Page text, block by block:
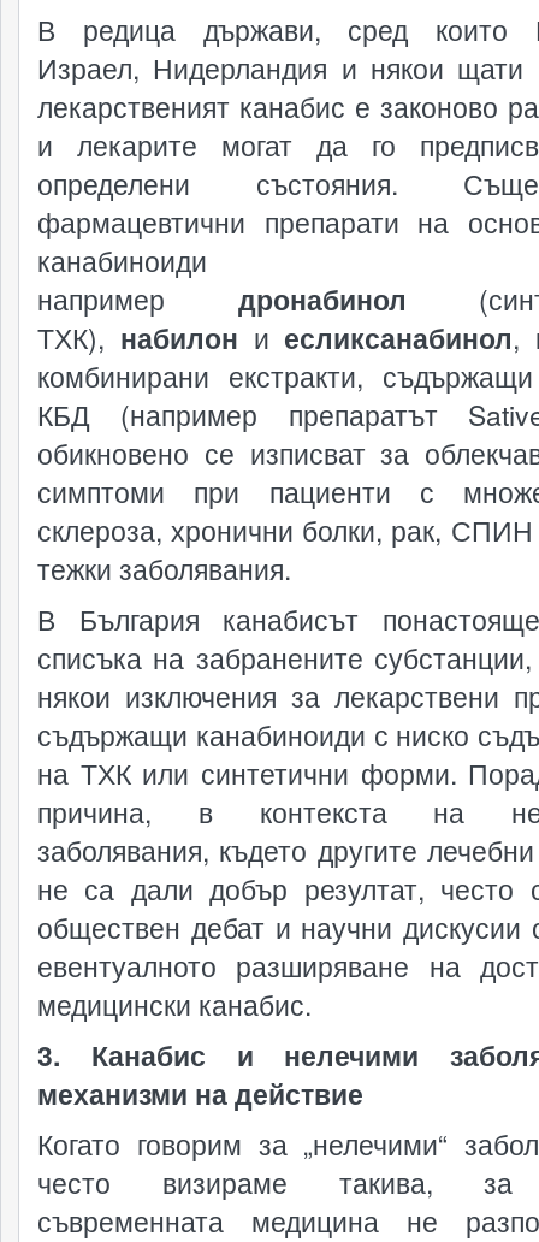
В редица държави, сред които
Израел, Нидерландия и някои
лекарственият канабис е законово
и лекарите могат да го
определени състояния.
фармацевтични препарати на
например дронабинол
ТХК), набилон и есликсанабинол,
комбинирани екстракти,
КБД (например препаратът
обикновено се изписват за
симптоми при пациенти с
склероза, хронични болки, рак, СПИН
тежки заболявания.
В България канабисът
списъка на забранените
някои изключения за лекарствени
съдържащи канабиноиди с ниско
на ТХК или синтетични форми.
причина, в контекста на
заболявания, където другите
не са дали добър резултат, често
обществен дебат и научни дискусии
евентуалното разширяване на
медицински канабис.
3. Канабис и нелечими
механизми на действие
Когато говорим за „нелечими“
често визираме такива, за
съвременната медицина не